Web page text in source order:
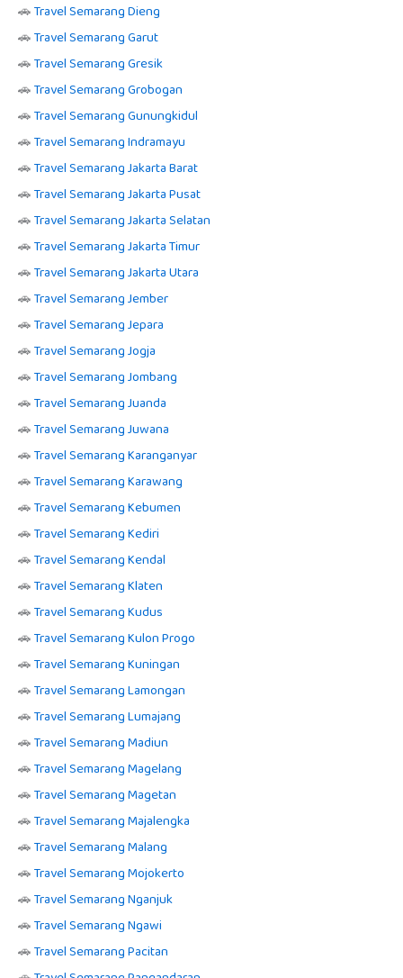
🚗Travel Semarang Dieng
🚗Travel Semarang Garut
🚗Travel Semarang Gresik
🚗Travel Semarang Grobogan
🚗Travel Semarang Gunungkidul
🚗Travel Semarang Indramayu
🚗Travel Semarang Jakarta Barat
🚗Travel Semarang Jakarta Pusat
🚗Travel Semarang Jakarta Selatan
🚗Travel Semarang Jakarta Timur
🚗Travel Semarang Jakarta Utara
🚗Travel Semarang Jember
🚗Travel Semarang Jepara
🚗Travel Semarang Jogja
🚗Travel Semarang Jombang
🚗Travel Semarang Juanda
🚗Travel Semarang Juwana
🚗Travel Semarang Karanganyar
🚗Travel Semarang Karawang
🚗Travel Semarang Kebumen
🚗Travel Semarang Kediri
🚗Travel Semarang Kendal
🚗Travel Semarang Klaten
🚗Travel Semarang Kudus
🚗Travel Semarang Kulon Progo
🚗Travel Semarang Kuningan
🚗Travel Semarang Lamongan
🚗Travel Semarang Lumajang
🚗Travel Semarang Madiun
🚗Travel Semarang Magelang
🚗Travel Semarang Magetan
🚗Travel Semarang Majalengka
🚗Travel Semarang Malang
🚗Travel Semarang Mojokerto
🚗Travel Semarang Nganjuk
🚗Travel Semarang Ngawi
🚗Travel Semarang Pacitan